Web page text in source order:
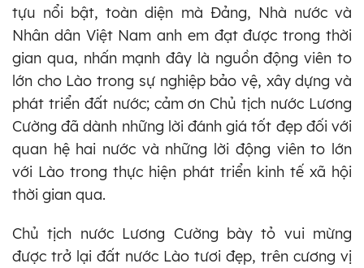
tựu nổi bật, toàn diện mà Đảng, Nhà nước và
Nhân dân Việt Nam anh em đạt được trong thời
gian qua, nhấn mạnh đây là nguồn động viên to
lớn cho Lào trong sự nghiệp bảo vệ, xây dựng và
phát triển đất nước; cảm ơn Chủ tịch nước Lương
Cường đã dành những lời đánh giá tốt đẹp đối với
quan hệ hai nước và những lời động viên to lớn
với Lào trong thực hiện phát triển kinh tế xã hội
thời gian qua.
Chủ tịch nước Lương Cường bày tỏ vui mừng
được trở lại đất nước Lào tươi đẹp, trên cương vị